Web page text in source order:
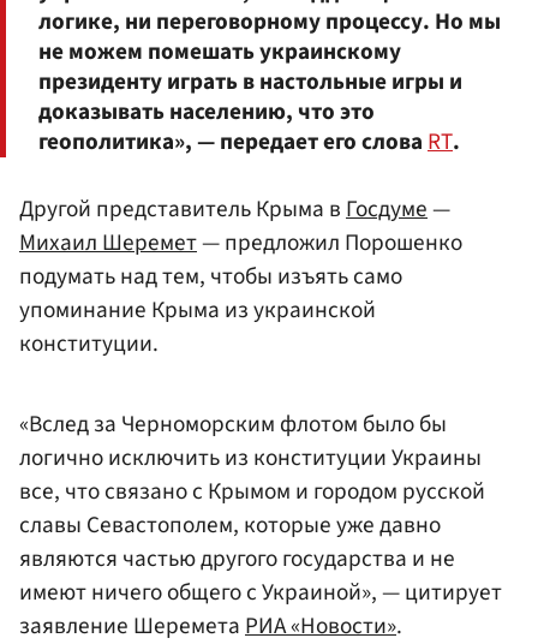
логике, ни переговорному процессу. Но мы
не можем помешать украинскому
президенту играть в настольные игры и
доказывать населению, что это
геополитика», — передает его словаRT.
Другой представитель Крыма вГосдуме—
Михаил Шеремет— предложил Порошенко
подумать над тем, чтобы изъять само
упоминание Крыма из украинской
конституции.
«Вслед за Черноморским флотом было бы
логично исключить из конституции Украины
все, что связано с Крымом и городом русской
славы Севастополем, которые уже давно
являются частью другого государства и не
имеют ничего общего с Украиной», — цитирует
заявление ШереметаРИА «Новости».